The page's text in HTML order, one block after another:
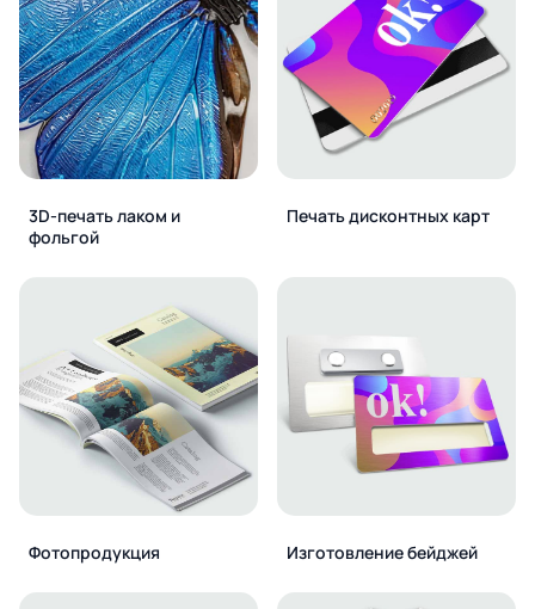
3D-печать лаком и
фольгой
Печать дисконтных карт
Фотопродукция Изготовление бейджей